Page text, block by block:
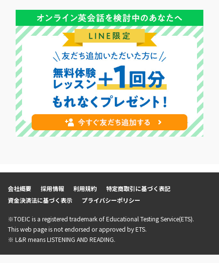
会社概要 採用情報 利用規約
特定商取引に基づく表記
資金決済法に基づく表示
プライバシーポリシー
※TOEIC is a registered trademark of Educational Testing Service(ETS).
This web page is not endorsed or approved by ETS.
※ L&R means LISTENING AND READING.